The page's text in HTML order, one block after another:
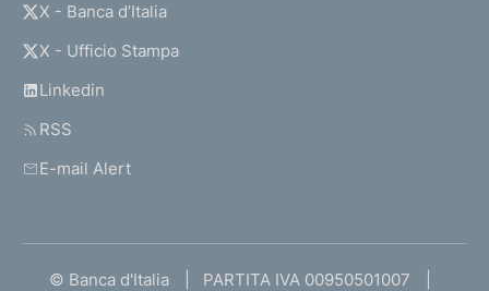
X - Banca d’Italia
X - Ufficio Stampa
Linkedin
RSS
E-mail Alert
© Banca d'Italia PARTITA IVA 00950501007